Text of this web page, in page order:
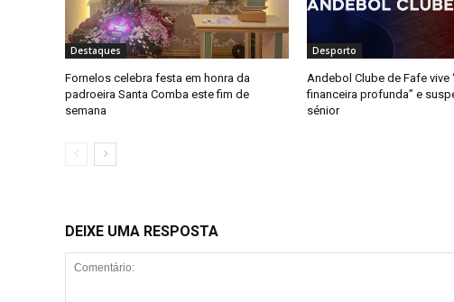
Destaques
Fornelos celebra festa em honra da
padroeira Santa Comba este fim de
semana
Desporto
Andebol Clube de Fafe vive
financeira profunda” e
sénior
DEIXE UMA RESPOSTA